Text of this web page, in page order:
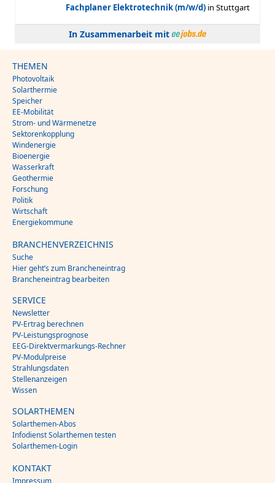
In Zusammenarbeit mit
THEMEN
Photovoltaik
Solarthermie
Speicher
EE-Mobilität
Strom- und Wärmenetze
Sektorenkopplung
Windenergie
Bioenergie
Wasserkraft
Geothermie
Forschung
Politik
Wirtschaft
Energiekommune
BRANCHENVERZEICHNIS
Suche
Hier geht’s zum Brancheneintrag
Brancheneintrag bearbeiten
SERVICE
Newsletter
PV-Ertrag berechnen
PV-Leistungsprognose
EEG-Direktvermarkungs-Rechner
PV-Modulpreise
Strahlungsdaten
Stellenanzeigen
Wissen
SOLARTHEMEN
Solarthemen-Abos
Infodienst Solarthemen testen
Solarthemen-Login
KONTAKT